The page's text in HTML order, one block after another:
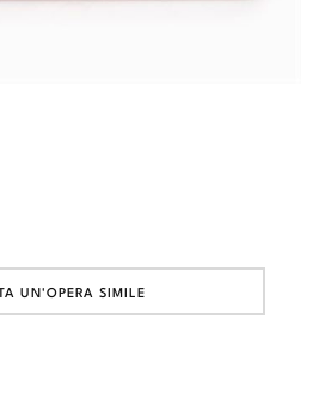
UN'OPERA SIMILE